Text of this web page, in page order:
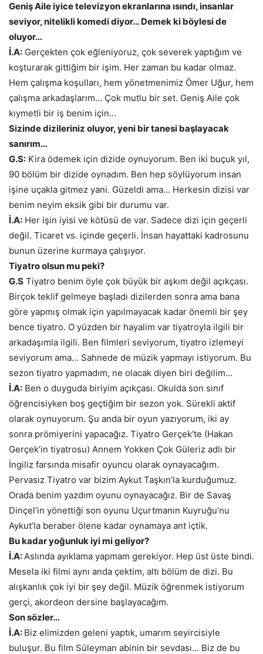
Geniş Aile iyice televizyon ekranlarına ısındı, insanlar
seviyor, nitelikli komedi diyor… Demek ki böylesi de
oluyor…
İ.A: Gerçekten çok eğleniyoruz, çok severek yaptığım ve
koşturarak gittiğim bir işim. Her zaman bu kadar olmaz.
Hem çalışma koşulları, hem yönetmenimiz Ömer Uğur, hem
çalışma arkadaşlarım… Çok mutlu bir set. Geniş Aile çok
kıymetli bir iş benim için…
Sizinde dizileriniz oluyor, yeni bir tanesi başlayacak
sanırım…
G.S: Kira ödemek için dizide oynuyorum. Ben iki buçuk yıl,
90 bölüm bir dizide oynadım. Ben hep söylüyorum insan
işine uçakla gitmez yani. Güzeldi ama… Herkesin dizisi var
benim neyim eksik gibi bir durumu var.
İ.A: Her işin iyisi ve kötüsü de var. Sadece dizi için geçerli
değil. Ticaret vs. içinde geçerli. İnsan hayattaki kadrosunu
bunun üzerine kurmaya çalışıyor.
Tiyatro olsun mu peki?
G.S Tiyatro benim öyle çok büyük bir aşkım değil açıkçası.
Birçok teklif gelmeye başladı dizilerden sonra ama bana
göre yapmış olmak için yapılmayacak kadar önemli bir şey
bence tiyatro. O yüzden bir hayalim var tiyatroyla ilgili bir
arkadaşımla ilgili. Ben filmleri seviyorum, tiyatro izlemeyi
seviyorum ama… Sahnede de müzik yapmayı istiyorum. Bu
sezon tiyatro yapmadım, ne olacak diyen biri değilim…
İ.A: Ben o duyguda biriyim açıkçası. Okulda son sınıf
öğrencisiyken boş geçtiğim bir sezon yok. Sürekli aktif
olarak oynuyorum. Şu anda bir oyun yazıyorum, iki ay
sonra prömiyerini yapacağız. Tiyatro Gerçek’te (Hakan
Gerçek’in tiyatrosu) Annem Yokken Çok Güleriz adlı bir
İngiliz farsında misafir oyuncu olarak oynayacağım.
Pervasız Tiyatro var bizim Aykut Taşkın’la kurduğumuz.
Orada benim yazdım oyunu oynayacağız. Bir de Savaş
Dinçel’in yönettiği son oyunu Uçurtmanın Kuyruğu’nu
Aykut’la beraber ölene kadar oynamaya ant içtik.
Bu kadar yoğunluk iyi mi geliyor?
İ.A: Aslında ayıklama yapmam gerekiyor. Hep üst üste bindi.
Mesela iki filmi aynı anda çektim, altı bölüm de dizi. Bu
alışkanlık çok iyi bir şey değil. Müzik öğrenmek istiyorum
gerçi, akordeon dersine başlayacağım.
Son sözler…
İ.A: Biz elimizden geleni yaptık, umarım seyircisiyle
buluşur. Bu film Süleyman abinin bir sevdası… Biz de bu